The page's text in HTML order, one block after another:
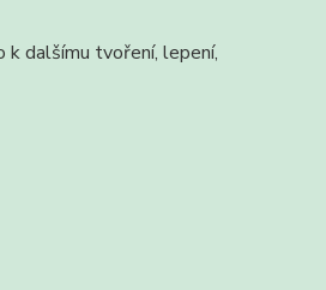
k dalšímu tvoření, lepení,